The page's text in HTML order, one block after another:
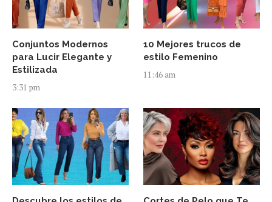
Conjuntos Modernos
para Lucir Elegante y
Estilizada
3:31 pm
10 Mejores trucos de
estilo Femenino
11:46 am